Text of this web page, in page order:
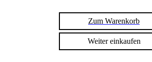
Zum Warenkorb
Weiter einkaufen